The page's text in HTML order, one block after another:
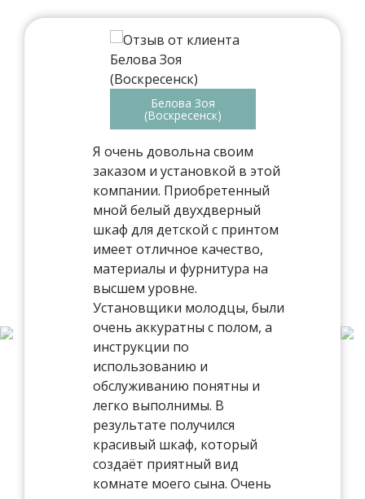
Белова Зоя
(Воскресенск)
Я очень довольна своим
заказом и установкой в этой
компании. Приобретенный
мной белый двухдверный
шкаф для детской с принтом
имеет отличное качество,
материалы и фурнитура на
высшем уровне.
Установщики молодцы, были
очень аккуратны с полом, а
инструкции по
использованию и
обслуживанию понятны и
легко выполнимы. В
результате получился
красивый шкаф, который
создаёт приятный вид
комнате моего сына. Очень